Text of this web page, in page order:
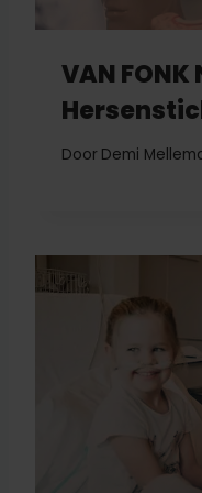
VAN FONK
Door Demi